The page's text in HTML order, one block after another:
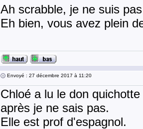
Ah scrabble, je ne suis
Eh bien, vous avez plein
Envoyé : 27 décembre 2017 à 11:20
Chloé a lu le don
après je ne sais pas.
Elle est prof d'espagnol.